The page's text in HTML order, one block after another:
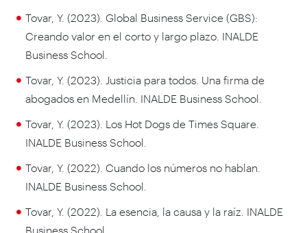
Tovar, Y. (2023). Global Business Service (GBS):
Creando valor en el corto y largo plazo. INALDE
Business School.
Tovar, Y. (2023). Justicia para todos. Una firma de
abogados en Medellín. INALDE Business School.
Tovar, Y. (2023). Los Hot Dogs de Times Square.
INALDE Business School.
Tovar, Y. (2022). Cuando los números no hablan.
INALDE Business School.
Tovar, Y. (2022). La esencia, la causa y la raíz. INALDE
Business School.